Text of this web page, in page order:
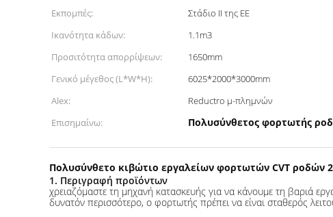
Εκπομπές:
Στάδιο ΙΙ της ΕΕ
Ικανότητα κάδων:
1.1m3
Προσιτότητα απορρίψεων:
1650mm
Γενικό μέγεθος (L*W*H):
6025*2000*3000mm
Alex:
Reductro μ-πλημνών
Επισημαίνω:
Πολυσύνθετος φορτωτής
Πολυσύνθετο κιβώτιο εργαλείων φορτωτών CVT ροδών
1. Περιγραφή προϊόντων
χρειαζόμαστε τη μηχανή κατασκευής για να κάνουμε τη βαριά
δυνατόν περισσότερο, ο φορτωτής πρέπει να είναι σταθερός